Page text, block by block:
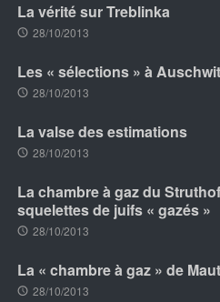
La vérité sur Treblinka
28/10/2013
Les « sélections » à
28/10/2013
La valse des estimations
28/10/2013
La chambre à gaz du
squelettes de juifs « gazés »
28/10/2013
La « chambre à gaz » de
28/10/2013